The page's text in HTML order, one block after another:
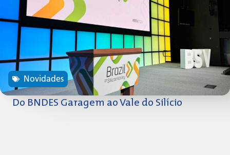
Novidades
Do BNDES Garagem ao Vale do Silício